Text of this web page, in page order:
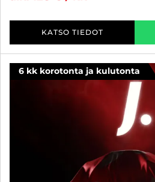
KATSO TIEDOT
6 kk korotonta ja kulutonta